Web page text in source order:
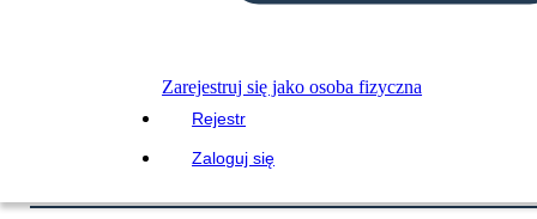
Zarejestruj się jako osoba fizyczna
Rejestr
Zaloguj się